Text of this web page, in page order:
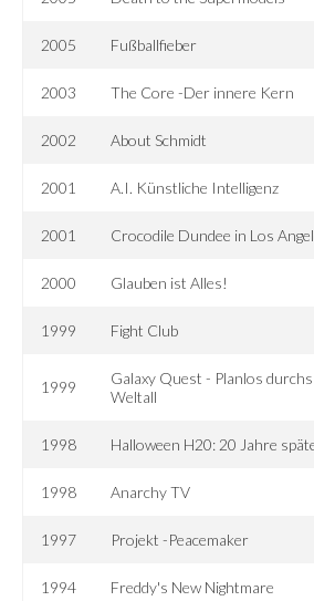
2005 Fußballfieber
2003 The Core -Der innere Kern
2002 About Schmidt
2001 A.I. Künstliche Intelligenz
2001 Crocodile Dundee in Los
2000 Glauben ist Alles!
1999 Fight Club
1999
Galaxy Quest - Planlos durchs
Weltall
1998 Halloween H20: 20 Jahre
1998 Anarchy TV
1997 Projekt -Peacemaker
1994 Freddy's New Nightmare